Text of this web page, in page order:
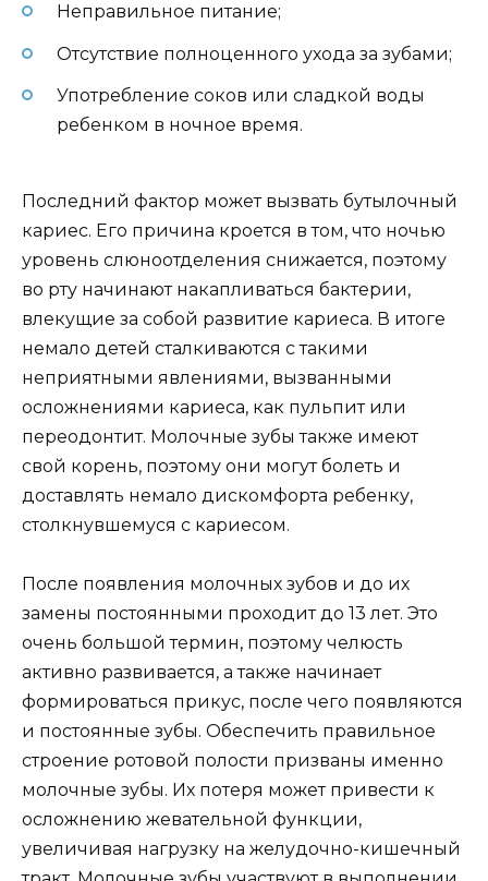
Неправильное питание;
Отсутствие полноценного ухода за зубами;
Употребление соков или сладкой воды
ребенком в ночное время.
Последний фактор может вызвать бутылочный
кариес. Его причина кроется в том, что ночью
уровень слюноотделения снижается, поэтому
во рту начинают накапливаться бактерии,
влекущие за собой развитие кариеса. В итоге
немало детей сталкиваются с такими
неприятными явлениями, вызванными
осложнениями кариеса, как пульпит или
переодонтит. Молочные зубы также имеют
свой корень, поэтому они могут болеть и
доставлять немало дискомфорта ребенку,
столкнувшемуся с кариесом.
После появления молочных зубов и до их
замены постоянными проходит до 13 лет. Это
очень большой термин, поэтому челюсть
активно развивается, а также начинает
формироваться прикус, после чего появляются
и постоянные зубы. Обеспечить правильное
строение ротовой полости призваны именно
молочные зубы. Их потеря может привести к
осложнению жевательной функции,
увеличивая нагрузку на желудочно-кишечный